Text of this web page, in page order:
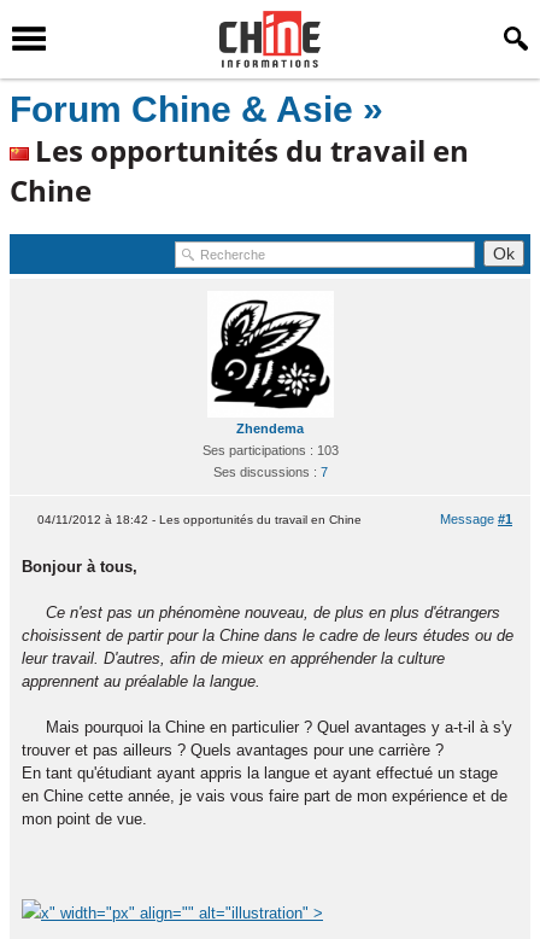
Forum Chine & Asie »
Les opportunités du travail en
Chine
Zhendema
Ses participations : 103
Ses discussions : 7
Message #1
04/11/2012 à 18:42 - Les opportunités du travail en Chine
Bonjour à tous,
Ce n'est pas un phénomène nouveau, de plus en plus d'étrangers
choisissent de partir pour la Chine dans le cadre de leurs études ou de
leur travail. D'autres, afin de mieux en appréhender la culture
apprennent au préalable la langue.
Mais pourquoi la Chine en particulier ? Quel avantages y a-t-il à s'y
trouver et pas ailleurs ? Quels avantages pour une carrière ?
En tant qu'étudiant ayant appris la langue et ayant effectué un stage
en Chine cette année, je vais vous faire part de mon expérience et de
mon point de vue.
x" width="px" align="" alt="illustration" >